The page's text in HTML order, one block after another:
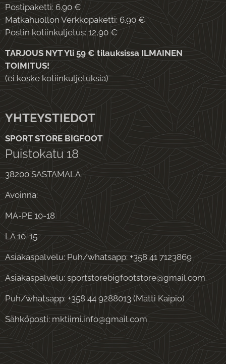
Postipaketti: 6.90 €
Matkahuollon Verkkopaketti: 6.90 €
Postin kotiinkuljetus: 12,90 €
TARJOUS NYT Yli 59 € tilauksissa ILMAINEN
TOIMITUS!
(ei koske kotiinkuljetuksia)
YHTEYSTIEDOT
SPORT STORE BIGFOOT
Puistokatu 18
38200 SASTAMALA
Avoinna:
MA-PE 10-18
LA 10-15
Asiakaspalvelu: Puh/whatsapp: +358 41 7123869
Asiakaspalvelu: sportstorebigfootstore@gmail.com
Puh/whatsapp: +358 44 9288013 (Matti Kaipio)
Sähköposti: mktiimi.info@gmail.com